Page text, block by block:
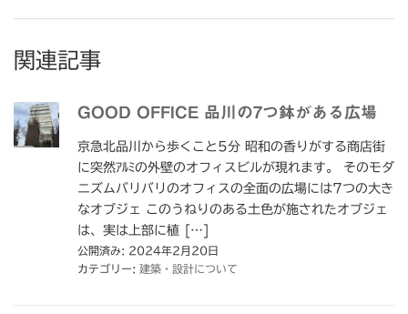
関連記事
GOOD OFFICE 品川の7つ鉢がある広場
京急北品川から歩くこと5分 昭和の香りがする商店街
に突然ｱﾙﾐの外壁のオフィスビルが現れます。 そのモダ
ニズムバリバリのオフィスの全面の広場には7つの大き
なオブジェ このうねりのある土色が施されたオブジェ
は、実は上部に植 […]
公開済み: 2024年2月20日
カテゴリー: 建築・設計について